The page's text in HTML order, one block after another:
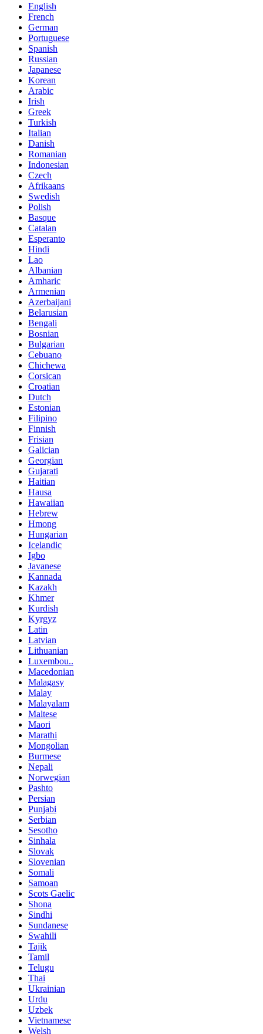
English
French
German
Portuguese
Spanish
Russian
Japanese
Korean
Arabic
Irish
Greek
Turkish
Italian
Danish
Romanian
Indonesian
Czech
Afrikaans
Swedish
Polish
Basque
Catalan
Esperanto
Hindi
Lao
Albanian
Amharic
Armenian
Azerbaijani
Belarusian
Bengali
Bosnian
Bulgarian
Cebuano
Chichewa
Corsican
Croatian
Dutch
Estonian
Filipino
Finnish
Frisian
Galician
Georgian
Gujarati
Haitian
Hausa
Hawaiian
Hebrew
Hmong
Hungarian
Icelandic
Igbo
Javanese
Kannada
Kazakh
Khmer
Kurdish
Kyrgyz
Latin
Latvian
Lithuanian
Luxembou..
Macedonian
Malagasy
Malay
Malayalam
Maltese
Maori
Marathi
Mongolian
Burmese
Nepali
Norwegian
Pashto
Persian
Punjabi
Serbian
Sesotho
Sinhala
Slovak
Slovenian
Somali
Samoan
Scots Gaelic
Shona
Sindhi
Sundanese
Swahili
Tajik
Tamil
Telugu
Thai
Ukrainian
Urdu
Uzbek
Vietnamese
Welsh